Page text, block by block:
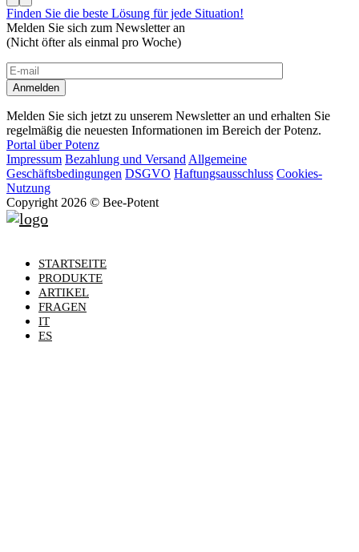
Finden Sie die beste Lösung für jede Situation!
Melden Sie sich zum Newsletter an
(Nicht öfter als einmal pro Woche)
Melden Sie sich jetzt zu unserem Newsletter an und erhalten Sie
regelmäßig die neuesten Informationen im Bereich der Potenz.
Portal über Potenz
Impressum Bezahlung und Versand Allgemeine
Geschäftsbedingungen DSGVO Haftungsausschluss Cookies-
Nutzung
Copyright 2026 © Bee-Potent
STARTSEITE
PRODUKTE
ARTIKEL
FRAGEN
IT
ES